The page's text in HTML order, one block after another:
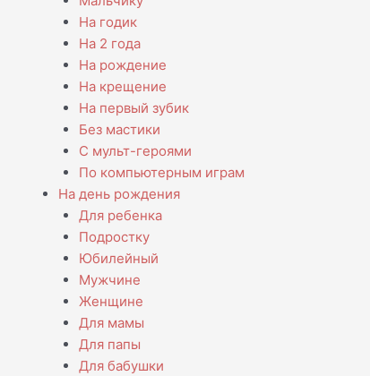
На годик
На 2 года
На рождение
На крещение
На первый зубик
Без мастики
С мульт-героями
По компьютерным играм
На день рождения
Для ребенка
Подростку
Юбилейный
Мужчине
Женщине
Для мамы
Для папы
Для бабушки